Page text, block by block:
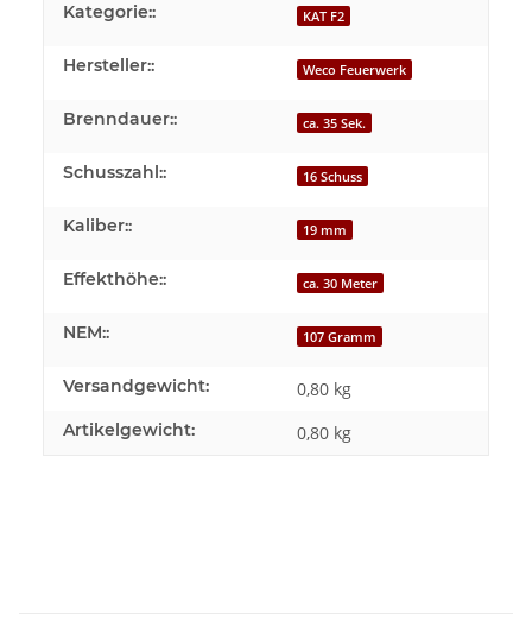
Kategorie:: KAT F2
Hersteller:: Weco Feuerwerk
Brenndauer:: ca. 35 Sek.
Schusszahl:: 16 Schuss
Kaliber:: 19 mm
Effekthöhe:: ca. 30 Meter
NEM:: 107 Gramm
Versandgewicht: 0,80 kg
Artikelgewicht: 0,80 kg